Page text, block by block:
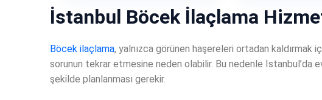
İstanbul Böcek İlaçlama
Böcek ilaçlama, yalnızca görünen haşereleri ortadan kaldırmak
sorunun tekrar etmesine neden olabilir. Bu nedenle İstanbul’da
şekilde planlanması gerekir.